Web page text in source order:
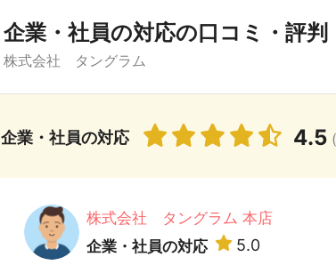
企業・社員の対応の口コミ・評判
株式会社 タングラム
企業・社員の対応 4.5
株式会社 タングラム 本店
企業・社員の対応
5.0